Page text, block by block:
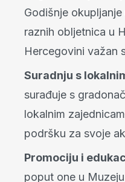
Godišnje
raznih obljetnica u
Hercegovini važan
Suradnju s
surađuje s
lokalnim
podršku za svoje
Promociju i
poput one u